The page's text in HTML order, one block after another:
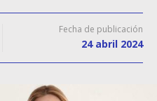
Fecha de publicación
24 abril 2024